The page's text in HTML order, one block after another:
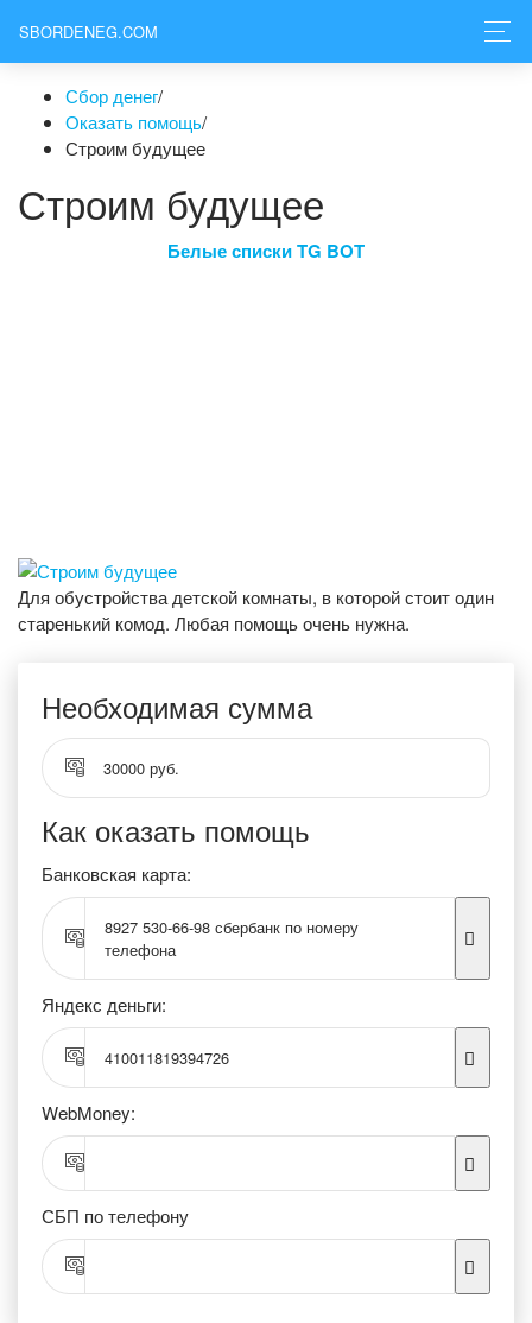
SBORDENEG.COM
Сбор денег/
Оказать помощь/
Строим будущее
Строим будущее
Белые списки TG BOT
Для обустройства детской комнаты, в которой стоит один
старенький комод. Любая помощь очень нужна.
Необходимая сумма
30000 руб.
Как оказать помощь
Банковская карта:
8927 530-66-98 сбербанк по номеру
телефона
Яндекс деньги:
410011819394726
WebMoney:
СБП по телефону